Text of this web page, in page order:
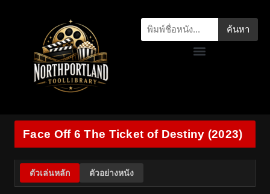
ค้นหา
Face Off 6 The Ticket of Destiny (2023)
ตัวเล่นหลัก ตัวอย่างหนัง